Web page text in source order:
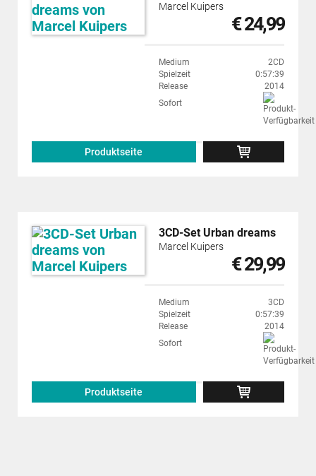
Marcel Kuipers
€ 24,99
Medium
2CD
Spielzeit
0:57:39
Release
2014
Sofort
Produktseite
3CD-Set Urban dreams
Marcel Kuipers
€ 29,99
Medium
3CD
Spielzeit
0:57:39
Release
2014
Sofort
Produktseite